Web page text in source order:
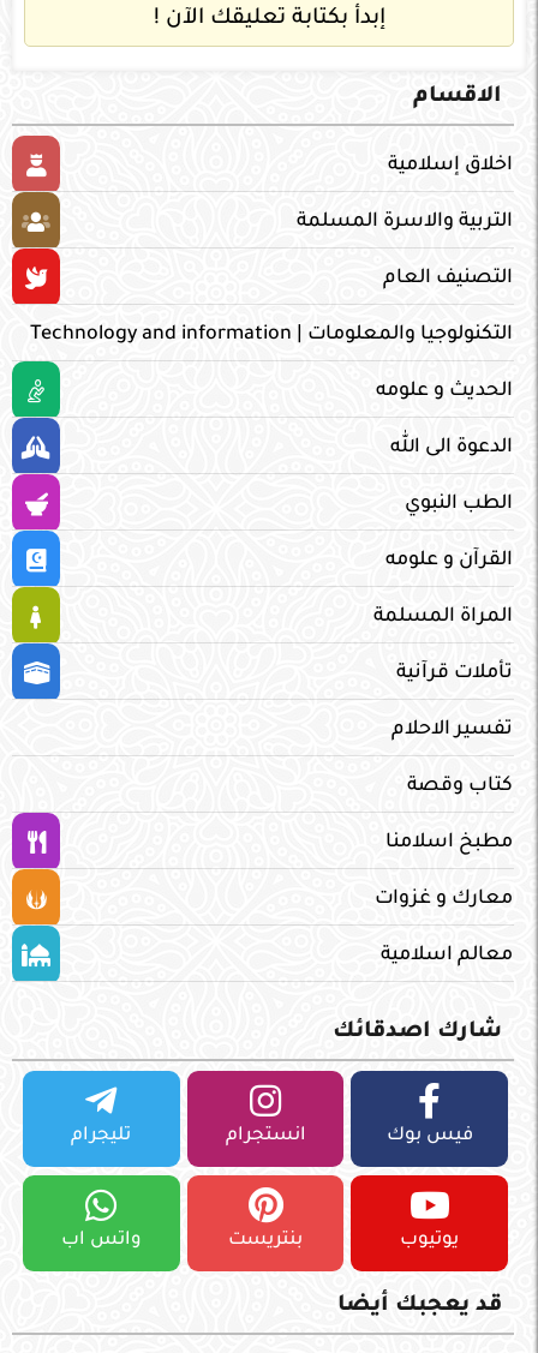
إبدأ بكتابة تعليقك الآن !
الاقسام
اخلاق إسلامية
التربية والاسرة المسلمة
التصنيف العام
التكنولوجيا والمعلومات | Technology and information
الحديث و علومه
الدعوة الى الله
الطب النبوي
القرآن و علومه
المراة المسلمة
تأملات قرآنية
تفسير الاحلام
كتاب وقصة
مطبخ اسلامنا
معارك و غزوات
معالم اسلامية
شارك اصدقائك
فيس بوك انستجرام تليجرام
يوتيوب بنتريست واتس اب
قد يعجبك أيضا